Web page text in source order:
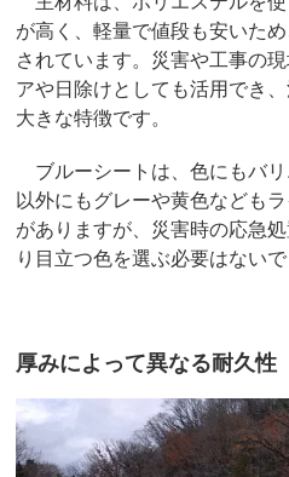
が高く、軽量で値段も安いた
されています。災害や工事の
アや日除けとしても活用でき
大きな特徴です。
ブルーシートは、色にもバ
以外にもグレーや黄色なども
がありますが、災害時の応急
り目立つ色を選ぶ必要はないで
厚みによって異なる耐久性